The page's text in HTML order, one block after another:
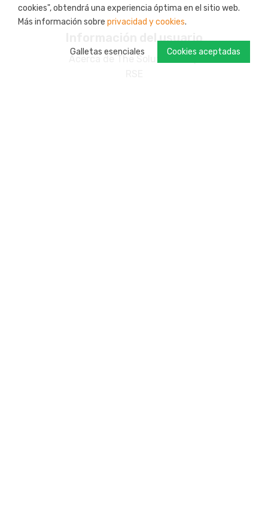
cookies", obtendrá una experiencia óptima en el sitio web.
Más información sobre privacidad y cookies.
Cookies aceptadas
Galletas esenciales
Información del usuario